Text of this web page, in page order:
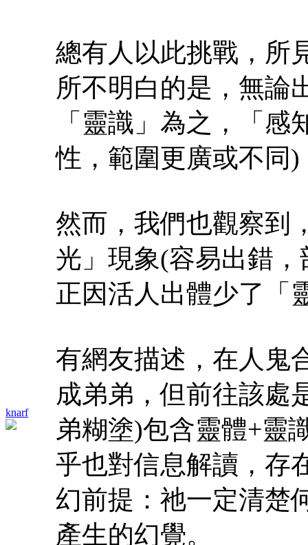
knarf
總有人以此挑戰，所
所不明白的是，無論
「靈識」為之，「
性，範圍更廣或不同)
然而，我們也觀察到
光」現象(容易出錯
正因活人出體少了「
有網友描述，在人鬼
成弟弟，但前往該處
弟糊塗)包含靈體+靈
乎也對信息解讀，存
幻前提：祂一定清楚
產生的幻覺。